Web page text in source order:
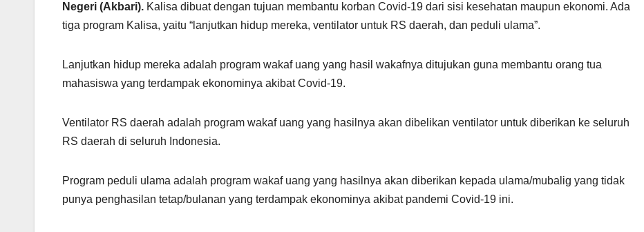
Negeri (Akbari). Kalisa dibuat dengan tujuan membantu korban Covid-19 dari sisi kesehatan maupun ekonomi. Ada
tiga program Kalisa, yaitu “lanjutkan hidup mereka, ventilator untuk RS daerah, dan peduli ulama”.
Lanjutkan hidup mereka adalah program wakaf uang yang hasil wakafnya ditujukan guna membantu orang tua
mahasiswa yang terdampak ekonominya akibat Covid-19.
Ventilator RS daerah adalah program wakaf uang yang hasilnya akan dibelikan ventilator untuk diberikan ke seluruh
RS daerah di seluruh Indonesia.
Program peduli ulama adalah program wakaf uang yang hasilnya akan diberikan kepada ulama/mubalig yang tidak
punya penghasilan tetap/bulanan yang terdampak ekonominya akibat pandemi Covid-19 ini.